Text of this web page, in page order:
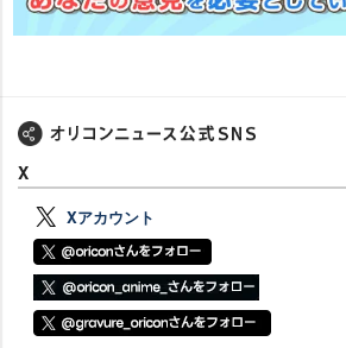
X
Xアカウント